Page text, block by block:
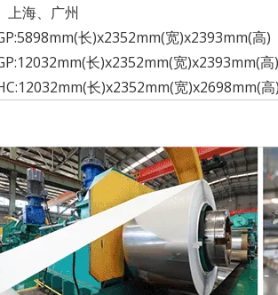
上海、广州
长)x2352mm(宽)x2393mm(
长)x2352mm(宽)x2393mm(
长)x2352mm(宽)x2698mm(